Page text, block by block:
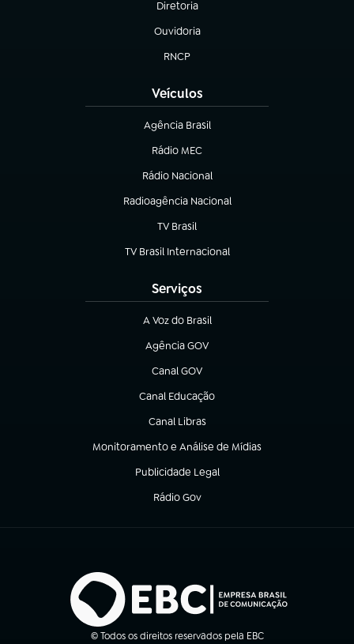
Diretoria
(abre em nova aba)
Ouvidoria
(abre em nova aba)
RNCP
(abre em nova aba)
Veículos
Agência Brasil
(abre em nova aba)
Rádio MEC
(abre em nova aba)
Rádio Nacional
Radioagência Nacional
(abre em nova aba)
TV Brasil
(abre em nova aba)
TV Brasil Internacional
(abre em nova aba)
Serviços
A Voz do Brasil
(abre em nova aba)
Agência GOV
(abre em nova aba)
Canal GOV
(abre em nova aba)
Canal Educação
(abre em nova aba)
Canal Libras
(abre em nova aba)
Monitoramento e Análise de Mídias
(abre em nova aba)
Publicidade Legal
(abre em nova aba)
Rádio Gov
(abre em nova aba)
© Todos os direitos reservados pela EBC